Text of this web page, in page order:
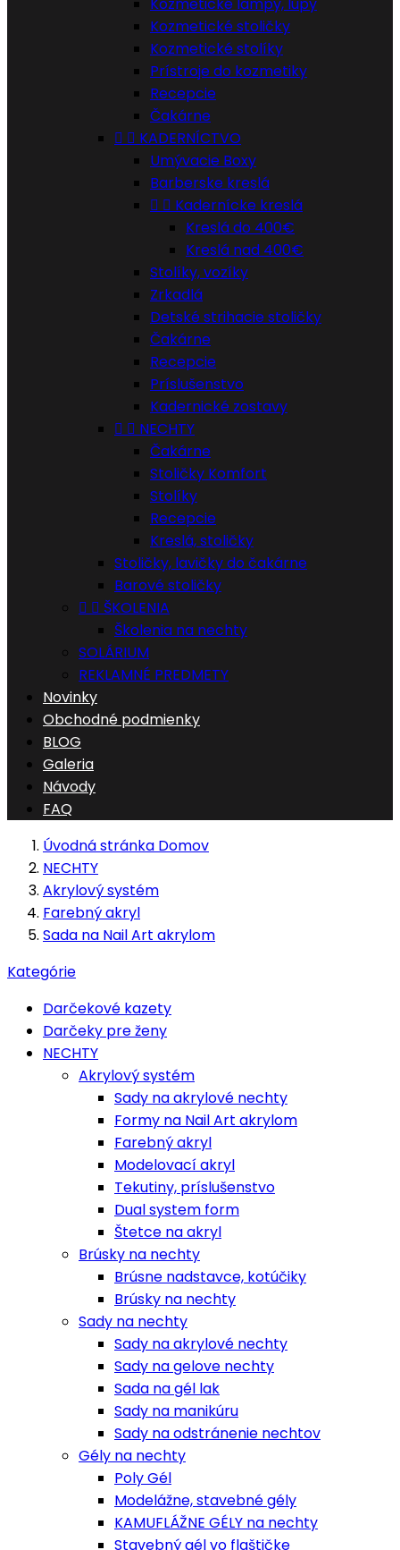
Kozmetické stoličky
Kozmetické stolíky
Prístroje do kozmetiky
Recepcie
Čakárne
  KADERNÍCTVO
Umývacie Boxy
Barberske kreslá
  Kadernícke kreslá
Kreslá do 400€
Kreslá nad 400€
Stolíky, vozíky
Zrkadlá
Detské strihacie stoličky
Čakárne
Recepcie
Príslušenstvo
Kadernické zostavy
  NECHTY
Čakárne
Stoličky Komfort
Stolíky
Recepcie
Kreslá, stoličky
Stoličky, lavičky do čakárne
Barové stoličky
  ŠKOLENIA
Školenia na nechty
SOLÁRIUM
REKLAMNÉ PREDMETY
Novinky
Obchodné podmienky
BLOG
Galeria
Návody
FAQ
Úvodná stránka Domov
NECHTY
Akrylový systém
Farebný akryl
Sada na Nail Art akrylom
Kategórie
Darčekové kazety
Darčeky pre ženy
NECHTY
Akrylový systém
Sady na akrylové nechty
Formy na Nail Art akrylom
Farebný akryl
Modelovací akryl
Tekutiny, príslušenstvo
Dual system form
Štetce na akryl
Brúsky na nechty
Brúsne nadstavce, kotúčiky
Brúsky na nechty
Sady na nechty
Sady na akrylové nechty
Sady na gelove nechty
Sada na gél lak
Sady na manikúru
Sady na odstránenie nechtov
Gély na nechty
Poly Gél
Modelážne, stavebné gély
KAMUFLÁŽNE GÉLY na nechty
Stavebný gél vo flaštičke